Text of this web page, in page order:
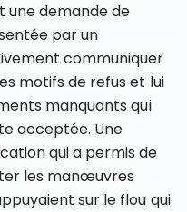
une demande de
par un
communiquer
motifs de refus et lui
manquants qui
acceptée. Une
qui a permis de
les manœuvres
sur le flou qui